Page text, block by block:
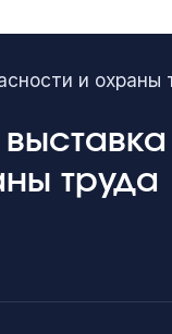
и охраны
труда